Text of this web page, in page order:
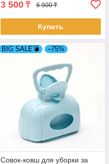
3 500 ₸ 6 900 ₸
Купить
BIG SALE💣 –75%
Совок-ковш для уборки за